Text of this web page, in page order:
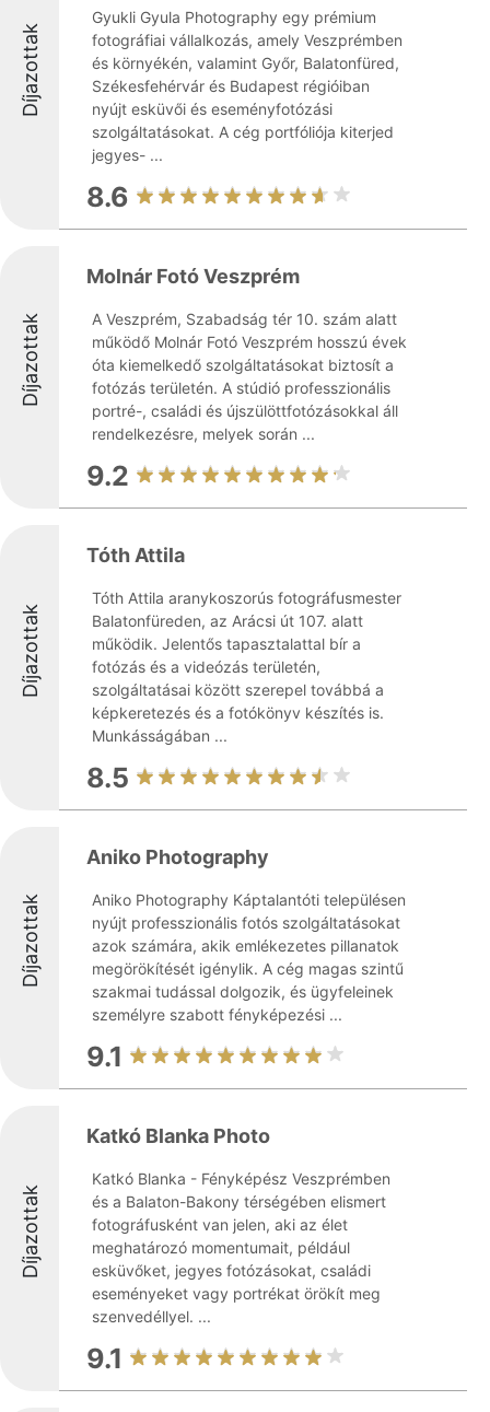
Díjazottak
Gyukli Gyula Photography egy prémium
fotográfiai vállalkozás, amely Veszprémben
és környékén, valamint Győr, Balatonfüred,
Székesfehérvár és Budapest régióiban
nyújt esküvői és eseményfotózási
szolgáltatásokat. A cég portfóliója kiterjed
jegyes- ...
8.6
Díjazottak
Molnár Fotó Veszprém
A Veszprém, Szabadság tér 10. szám alatt
működő Molnár Fotó Veszprém hosszú évek
óta kiemelkedő szolgáltatásokat biztosít a
fotózás területén. A stúdió professzionális
portré-, családi és újszülöttfotózásokkal áll
rendelkezésre, melyek során ...
9.2
Díjazottak
Tóth Attila
Tóth Attila aranykoszorús fotográfusmester
Balatonfüreden, az Arácsi út 107. alatt
működik. Jelentős tapasztalattal bír a
fotózás és a videózás területén,
szolgáltatásai között szerepel továbbá a
képkeretezés és a fotókönyv készítés is.
Munkásságában ...
8.5
Díjazottak
Aniko Photography
Aniko Photography Káptalantóti településen
nyújt professzionális fotós szolgáltatásokat
azok számára, akik emlékezetes pillanatok
megörökítését igénylik. A cég magas szintű
szakmai tudással dolgozik, és ügyfeleinek
személyre szabott fényképezési ...
9.1
Díjazottak
Katkó Blanka Photo
Katkó Blanka - Fényképész Veszprémben
és a Balaton-Bakony térségében elismert
fotográfusként van jelen, aki az élet
meghatározó momentumait, például
esküvőket, jegyes fotózásokat, családi
eseményeket vagy portrékat örökít meg
szenvedéllyel. ...
9.1